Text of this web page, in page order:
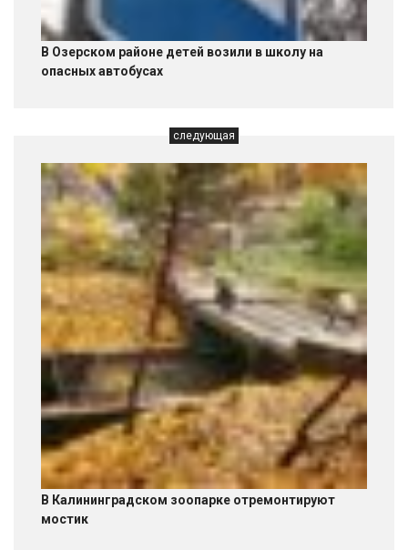
В Озерском районе детей возили в школу на
опасных автобусах
следующая
В Калининградском зоопарке отремонтируют
мостик